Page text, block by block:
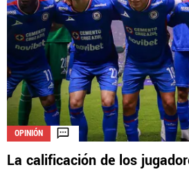
OPINIÓN
La calificación de los